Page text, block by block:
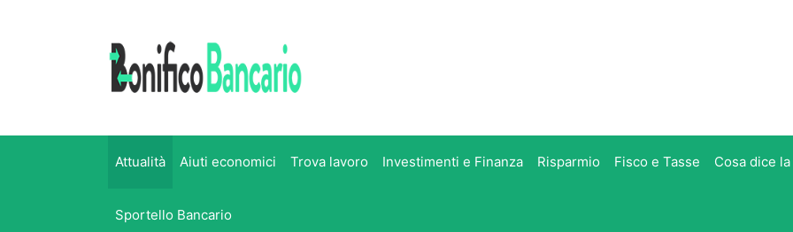
Attualità Aiuti economici Trova lavoro Investimenti e Finanza Risparmio Fisco e Tasse Cosa dice
Sportello Bancario